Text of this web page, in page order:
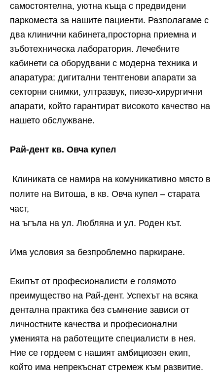
самостоятелна, уютна къща с предвидени
паркоместа за нашите пациенти. Разполагаме с
два клинични кабинета,просторна приемна и
зъботехническа лаборатория. Лечебните
кабинети са оборудвани с модерна техника и
апаратура; дигитални тентгенови апарати за
секторни снимки, ултразвук, пиезо-хирургични
апарати, който гарантират високото качество на
нашето обслужване.
Рай-дент кв. Овча купел
Клиниката се намира на комуникативно място в
полите на Витоша, в кв. Овча купел – старата
част,
на ъгъла на ул. Любляна и ул. Роден кът.
Има условия за безпроблемно паркиране.
Екипът от професионалисти е голямото
преимущество на Рай-дент. Успехът на всяка
дентална практика без съмнение зависи от
личностните качества и професионални
уменията на работещите специалисти в нея.
Ние се гордеем с нашият амбициозен екип,
който има непрекъснат стремеж към развитие.